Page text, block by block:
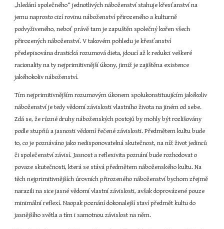
„hledání společného“ jednotlivých náboženství stahuje křesťanství na
jemu naprosto cizí rovinu náboženství přirozeného a kulturně
podvyživeného, neboť právě tam je zapuštěn společný kořen všech
přirozených náboženství. V takovém pohledu je křesťanství
předepisována drastická rozumová dieta, jdoucí až k redukci veškeré
racionality na ty nejprimitivnější úkony, jimiž je zajištěna existence
jakéhokoliv náboženství.
Tím nejprimitivnějším rozumovým úkonem spolukonstituujícím jakékoliv
náboženství je tedy vědomí závislosti vlastního života na jiném od sebe.
Zdá se, že různé druhy náboženských postojů by mohly být rozlišovány
podle stupňů a jasnosti vědomí řečené závislosti. Předmětem kultu bude
to, co je poznáváno jako nedisponovatelná skutečnost, na níž život jedinců
či společenství závisí. Jasnost a reflexivita poznání bude rozhodovat o
povaze skutečnosti, která se stává předmětem náboženského kultu. Na
těch nejprimitivnějších úrovních přirozeného náboženství bychom zřejmě
narazili na sice jasné vědomí vlastní závislosti, avšak doprovázené pouze
minimální reflexí. Naopak poznání dokonalejší staví předmět kultu do
jasnějšího světla a tím i samotnou závislost na něm.